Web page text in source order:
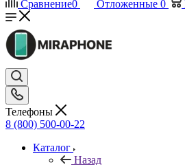
Сравнение0 Отложенные 0
Телефоны
8 (800) 500-00-22
Каталог
Назад